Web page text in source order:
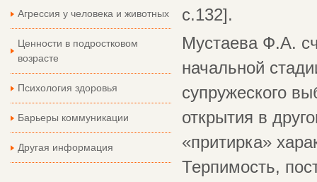
Агрессия у человека и животных
Ценности в подростковом
возрасте
Психология здоровья
Барьеры коммуникации
Другая информация
с.132].
Мустаева Ф.А.
начальной
супружеского
открытия в
«притирка»
Терпимость,